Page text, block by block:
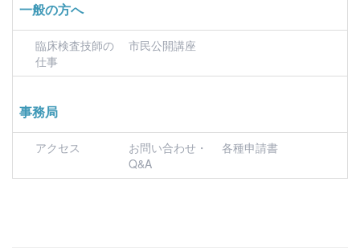
一般の方へ
臨床検査技師の
仕事
市民公開講座
事務局
アクセス
お問い合わせ・
Q&A
各種申請書